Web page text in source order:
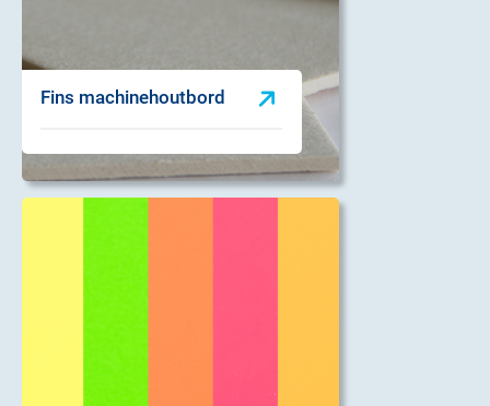
Fins machinehoutbord